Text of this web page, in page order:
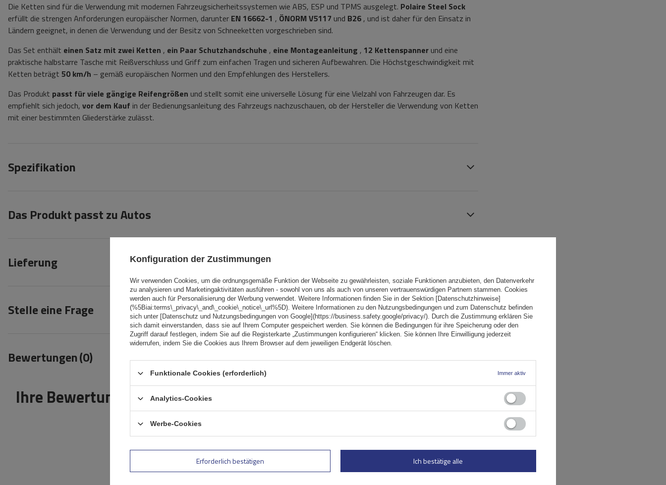
Die Ketten sind für die Verwendung mit modernen Fahrzeugsicherheitssystemen wie ABS, ESP und TPMS ausgelegt. Polaire Steel Sock
erfüllt die strengen Anforderungen europäischer Normen, darunter EN 16662-1 , ÖNORM V5117 und B26 , und ist daher für den Einsatz in
Ländern geeignet, in denen die Verwendung und der Besitz von Schneeketten vorgeschrieben sind.
Das Set enthält einen Satz mit zwei Ketten , ein Paar Schutzhandschuhe , eine Montageanleitung , 12 Kettenspanner und eine
praktische halbstarre Tasche mit Reißverschluss und Griff zum einfachen Tragen und sicheren Aufbewahren. Die Höchstgeschwindigkeit mit
Ketten beträgt 50 km/h – gemäß europäischen Normen und den Empfehlungen des Herstellers.
Das Produkt passt für viele gängige Reifengrößen und stellt somit eine universelle Lösung für eine Vielzahl von Fahrzeugen dar. Es
empfiehlt sich jedoch, vor dem Kauf in der Bedienungsanleitung des Fahrzeugs nachzuschauen, ob der Hersteller die Verwendung von Ketten
mit einer bestimmten Gliederstärke zulässt.
Spezifikation
Das Produkt passt zu Autos
Lieferung
Stelle eine Frage
Bewertungen(0)
Ihre Bewertung schreiben
5/5
Inhalt Ihrer Bewertung
Konfiguration der Zustimmungen
Wir verwenden Cookies, um die ordnungsgemäße Funktion der Webseite zu gewährleisten, soziale Funktionen anzubieten, den Datenverkehr
zu analysieren und Marketingaktivitäten ausführen - sowohl von uns als auch von unseren vertrauenswürdigen Partnern stammen. Cookies
werden auch für Personalisierung der Werbung verwendet. Weitere Informationen finden Sie in der Sektion [Datenschutzhinweise]
(%5Biai:terms\_privacy\_and\_cookie\_notice\_url%5D). Weitere Informationen zu den Nutzungsbedingungen und zum Datenschutz befinden
sich unter [Datenschutz und Nutzungsbedingungen von Google](https://business.safety.google/privacy/). Durch die Zustimmung erklären Sie
sich damit einverstanden, dass sie auf Ihrem Computer gespeichert werden. Sie können die Bedingungen für ihre Speicherung oder den
Zugriff darauf festlegen, indem Sie auf die Registerkarte „Zustimmungen konfigurieren“ klicken. Sie können Ihre Einwilligung jederzeit
widerrufen, indem Sie die Cookies aus Ihrem Browser auf dem jeweiligen Endgerät löschen.
Funktionale Cookies (erforderlich) Immer aktiv
Analytics-Cookies
Werbe-Cookies
Erforderlich bestätigen Ich bestätige alle